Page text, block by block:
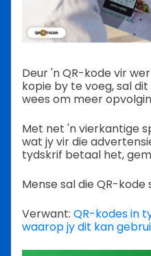
Deur 'n QR-kode vir
kopie by te voeg, sal
wees om meer
Met net 'n vierkantige
wat jy vir die
tydskrif betaal het,
Mense sal die QR-
Verwant: QR-kodes in
waarop jy dit kan